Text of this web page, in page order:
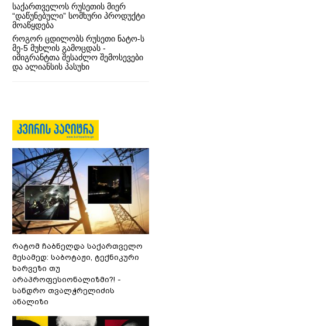
საქართველოს რუსეთის მიერ
“დაწუნებული” სომხური პროდუქტი
მოაწყდება
როგორ ცდილობს რუსეთი ნატო-ს
მე-5 მუხლის გამოცდას -
იმიგრანტთა შესაძლო შემოსევები
და ალიანსის პასუხი
რატომ ჩაბნელდა საქართველო
მესამედ: საბოტაჟი, ტექნიკური
ხარვეზი თუ
არაპროფესიონალიზმი?! -
სანდრო თვალჭრელიძის
ანალიზი